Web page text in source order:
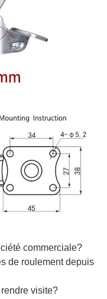
commerciale?
de roulement depuis
visite?